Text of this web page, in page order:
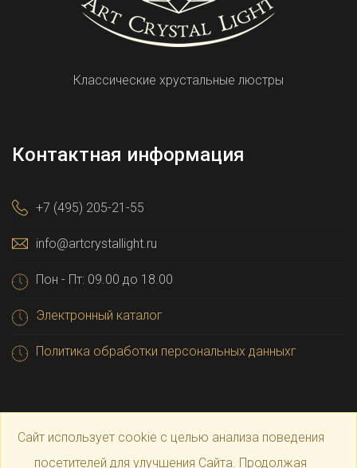
Классические хрустальные люстры
Контактная информация
+7 (495) 205-21-55
info@artcrystallight.ru
Пон - Пт: 09.00 до 18.00
Электронный каталог
Политика обработки персональных данныхг
Сайт использует cookie с целью анализа поведения
посетителей для улучшения Сайта. Продолжая